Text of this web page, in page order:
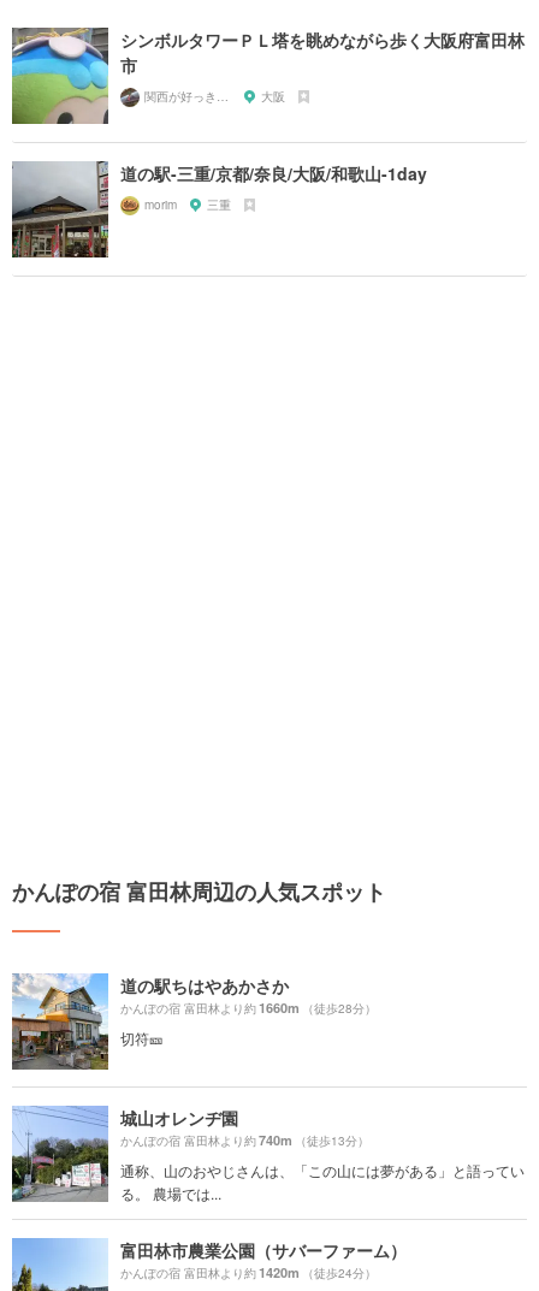
シンボルタワーＰＬ塔を眺めながら歩く大阪府富田林
市
関西が好っきゃねん 大阪
道の駅-三重/京都/奈良/大阪/和歌山-1day
morim 三重
かんぽの宿 富田林周辺の人気スポット
道の駅ちはやあかさか
かんぽの宿 富田林より約1660m （徒歩28分）
切符🎫
城山オレンヂ園
かんぽの宿 富田林より約740m （徒歩13分）
通称、山のおやじさんは、「この山には夢がある」と語ってい
る。 農場では...
富田林市農業公園（サバーファーム）
かんぽの宿 富田林より約1420m （徒歩24分）